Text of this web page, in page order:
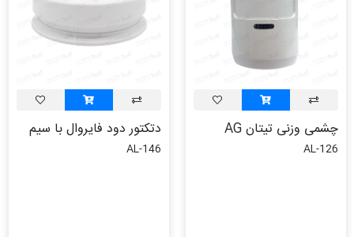
چشمی وزنی تیتان AG
AL-126
دتکتور دود فايروال با سيم
AL-146